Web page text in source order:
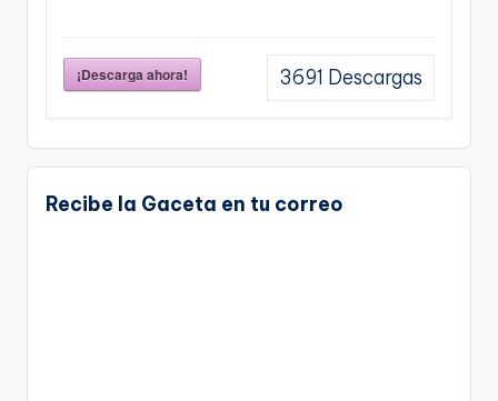
¡Descarga ahora! 3691 Descargas
Recibe la Gaceta en tu correo